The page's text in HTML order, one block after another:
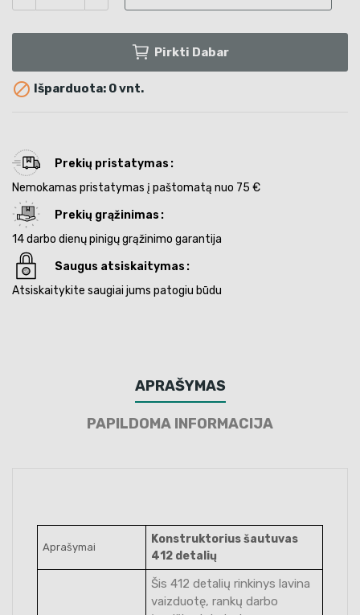
Pirkti Dabar
 Išparduota: 0 vnt.
Prekių pristatymas
Nemokamas pristatymas į paštomatą nuo 75 €
Prekių grąžinimas
14 darbo dienų pinigų grąžinimo garantija
Saugus atsiskaitymas
Atsiskaitykite saugiai jums patogiu būdu
APRAŠYMAS
PAPILDOMA INFORMACIJA
Aprašymai
Konstruktorius šautuvas
412 detalių
Šis 412 detalių rinkinys lavina
vaizduotę, rankų darbo